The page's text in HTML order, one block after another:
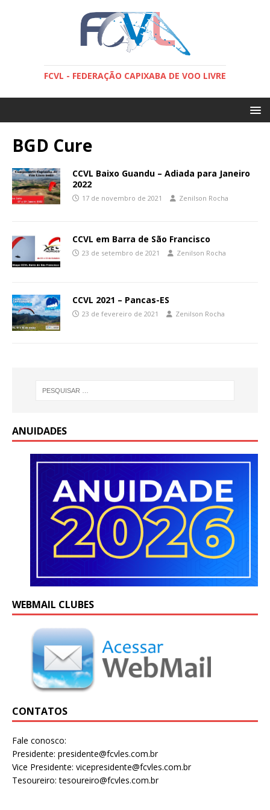
FCVL - FEDERAÇÃO CAPIXABA DE VOO LIVRE
BGD Cure
CCVL Baixo Guandu – Adiada para Janeiro
2022
17 de novembro de 2021 Zenilson Rocha
CCVL em Barra de São Francisco
23 de setembro de 2021 Zenilson Rocha
CCVL 2021 – Pancas-ES
23 de fevereiro de 2021 Zenilson Rocha
ANUIDADES
WEBMAIL CLUBES
CONTATOS
Fale conosco:
Presidente: presidente@fcvles.com.br
Vice Presidente: vicepresidente@fcvles.com.br
Tesoureiro: tesoureiro@fcvles.com.br